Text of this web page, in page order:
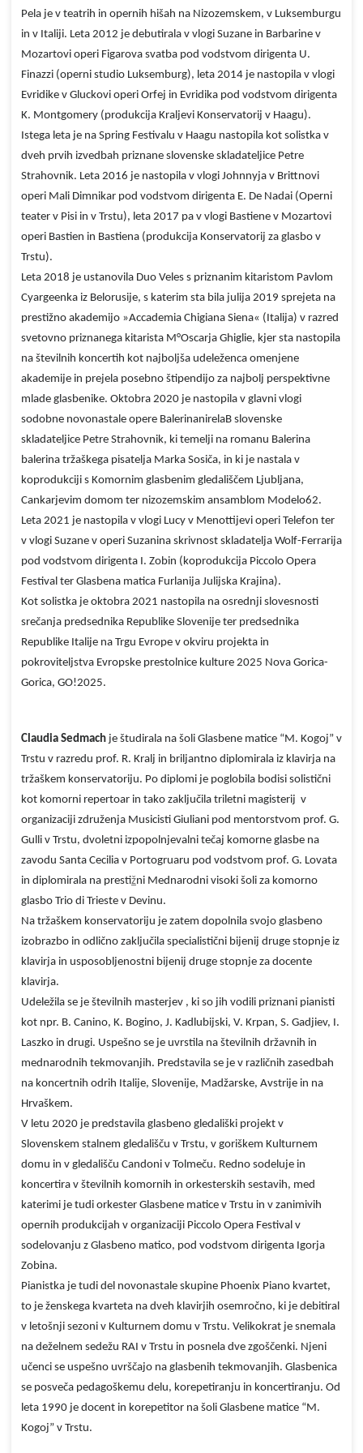
Pela je v teatrih in opernih hišah na Nizozemskem, v Luksemburgu
in v Italiji. Leta 2012 je debutirala v vlogi Suzane in Barbarine v
Mozartovi operi Figarova svatba pod vodstvom dirigenta U.
Finazzi (operni studio Luksemburg), leta 2014 je nastopila v vlogi
Evridike v Gluckovi operi Orfej in Evridika pod vodstvom dirigenta
K. Montgomery (produkcija Kraljevi Konservatorij v Haagu).
Istega leta je na Spring Festivalu v Haagu nastopila kot solistka v
dveh prvih izvedbah priznane slovenske skladateljice Petre
Strahovnik. Leta 2016 je nastopila v vlogi Johnnyja v Brittnovi
operi Mali Dimnikar pod vodstvom dirigenta E. De Nadai (Operni
teater v Pisi in v Trstu), leta 2017 pa v vlogi Bastiene v Mozartovi
operi Bastien in Bastiena (produkcija Konservatorij za glasbo v
Trstu).
Leta 2018 je ustanovila Duo Veles s priznanim kitaristom Pavlom
Cyargeenka iz Belorusije, s katerim sta bila julija 2019 sprejeta na
prestižno akademijo »Accademia Chigiana Siena« (Italija) v razred
svetovno priznanega kitarista M°Oscarja Ghiglie, kjer sta nastopila
na številnih koncertih kot najboljša udeleženca omenjene
akademije in prejela posebno štipendijo za najbolj perspektivne
mlade glasbenike. Oktobra 2020 je nastopila v glavni vlogi
sodobne novonastale opere BalerinanirelaB slovenske
skladateljice Petre Strahovnik, ki temelji na romanu Balerina
balerina tržaškega pisatelja Marka Sosiča, in ki je nastala v
koprodukciji s Komornim glasbenim gledališčem Ljubljana,
Cankarjevim domom ter nizozemskim ansamblom Modelo62.
Leta 2021 je nastopila v vlogi Lucy v Menottijevi operi Telefon ter
v vlogi Suzane v operi Suzanina skrivnost skladatelja Wolf-Ferrarija
pod vodstvom dirigenta I. Zobin (koprodukcija Piccolo Opera
Festival ter Glasbena matica Furlanija Julijska Krajina).
Kot solistka je oktobra 2021 nastopila na osrednji slovesnosti
srečanja predsednika Republike Slovenije ter predsednika
Republike Italije na Trgu Evrope v okviru projekta in
pokroviteljstva Evropske prestolnice kulture 2025 Nova Gorica-
Gorica, GO!2025.
Claudia Sedmachje študirala na šoli Glasbene matice “M. Kogoj” v
Trstu v razredu prof. R. Kralj in briljantno diplomirala iz klavirja na
tržaškem konservatoriju. Po diplomi je poglobila bodisi solistični
kot komorni repertoar in tako zaključila triletni magisterij v
organizaciji združenja Musicisti Giuliani pod mentorstvom prof. G.
Gulli v Trstu, dvoletni izpopolnjevalni tečaj komorne glasbe na
zavodu Santa Cecilia v Portogruaru pod vodstvom prof. G. Lovata
in diplomirala na prestižni Mednarodni visoki šoli za komorno
glasbo Trio di Trieste v Devinu.
Na tržaškem konservatoriju je zatem dopolnila svojo glasbeno
izobrazbo in odlično zaključila specialistični bijenij druge stopnje iz
klavirja in usposobljenostni bijenij druge stopnje za docente
klavirja.
Udeležila se je številnih masterjev , ki so jih vodili priznani pianisti
kot npr. B. Canino, K. Bogino, J. Kadlubijski, V. Krpan, S. Gadjiev, I.
Laszko in drugi. Uspešno se je uvrstila na številnih državnih in
mednarodnih tekmovanjih. Predstavila se je v različnih zasedbah
na koncertnih odrih Italije, Slovenije, Madžarske, Avstrije in na
Hrvaškem.
V letu 2020 je predstavila glasbeno gledališki projekt v
Slovenskem stalnem gledališču v Trstu, v goriškem Kulturnem
domu in v gledališču Candoni v Tolmeču. Redno sodeluje in
koncertira v številnih komornih in orkesterskih sestavih, med
katerimi je tudi orkester Glasbene matice v Trstu in v zanimivih
opernih produkcijah v organizaciji Piccolo Opera Festival v
sodelovanju z Glasbeno matico, pod vodstvom dirigenta Igorja
Zobina.
Pianistka je tudi del novonastale skupine Phoenix Piano kvartet,
to je ženskega kvarteta na dveh klavirjih osemročno, ki je debitiral
v letošnji sezoni v Kulturnem domu v Trstu. Velikokrat je snemala
na deželnem sedežu RAI v Trstu in posnela dve zgoščenki. Njeni
učenci se uspešno uvrščajo na glasbenih tekmovanjih. Glasbenica
se posveča pedagoškemu delu, korepetiranju in koncertiranju. Od
leta 1990 je docent in korepetitor na šoli Glasbene matice “M.
Kogoj” v Trstu.